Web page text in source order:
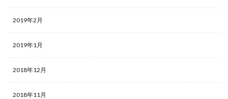
2019年2月
2019年1月
2018年12月
2018年11月